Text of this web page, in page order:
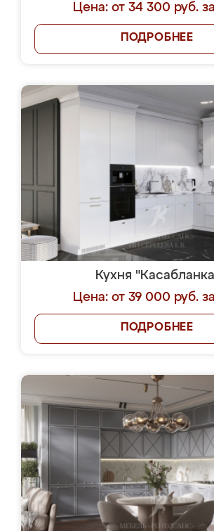
Цена: от 34 300 руб.
ПОДРОБНЕЕ
Кухня
Цена: от 39 000 руб.
ПОДРОБНЕЕ